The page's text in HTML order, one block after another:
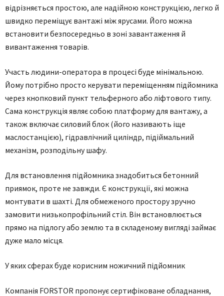
відрізняється простою, але надійною конструкцією, легко й
швидко переміщує вантажі між ярусами. Його можна
встановити безпосередньо в зоні завантаження й
вивантаження товарів.
Участь людини-оператора в процесі буде мінімальною.
Йому потрібно просто керувати переміщенням підйомника
через кнопковий пункт тельферного або ліфтового типу.
Сама конструкція являє собою платформу для вантажу, а
також включає силовий блок (його називають іще
маслостанцією), гідравлічний циліндр, підіймальний
механізм, розподільну шафу.
Для встановлення підйомника знадобиться бетонний
приямок, проте не завжди. Є конструкції, які можна
монтувати в шахті. Для обмеженого простору зручно
замовити низькопрофільний стіл. Він встановлюється
прямо на підлогу або землю та в складеному вигляді займає
дуже мало місця.
У яких сферах буде корисним ножичний підйомник
Компанія FORSTOR пропонує сертифіковане обладнання,